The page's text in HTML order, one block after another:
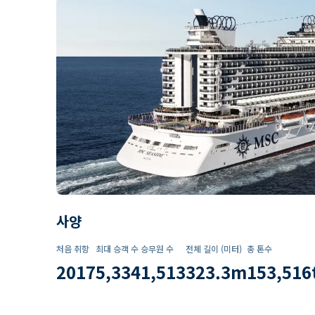
사양
처음 취항
2017
최대 승객 수
5,334
승무원 수
1,513
전체 길이 (미터)
323.3m
총 톤수
153,516